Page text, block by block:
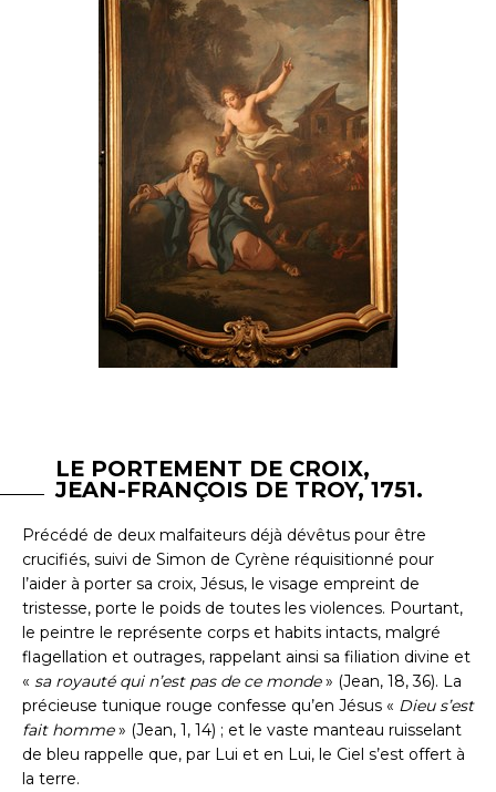
LE PORTEMENT DE CROIX,
JEAN-FRANÇOIS DE TROY, 1751.
Précédé de deux malfaiteurs déjà dévêtus pour être
crucifiés, suivi de Simon de Cyrène réquisitionné pour
l’aider à porter sa croix, Jésus, le visage empreint de
tristesse, porte le poids de toutes les violences. Pourtant,
le peintre le représente corps et habits intacts, malgré
flagellation et outrages, rappelant ainsi sa filiation divine et
« sa royauté qui n’est pas de ce monde» (Jean, 18, 36). La
précieuse tunique rouge confesse qu’en Jésus « Dieu s’est
fait homme» (Jean, 1, 14) ; et le vaste manteau ruisselant
de bleu rappelle que, par Lui et en Lui, le Ciel s’est offert à
la terre.